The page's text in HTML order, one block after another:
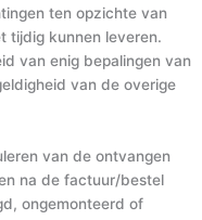
ten opzichte van
tijdig kunnen leveren.
van enig bepalingen van
van de overige
van de ontvangen
na de factuur/bestel
ongemonteerd of